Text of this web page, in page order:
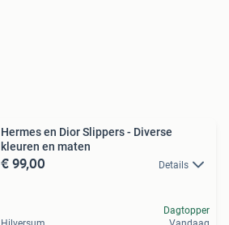
Hermes en Dior Slippers - Diverse
kleuren en maten
€ 99,00 Details
Dagtopper